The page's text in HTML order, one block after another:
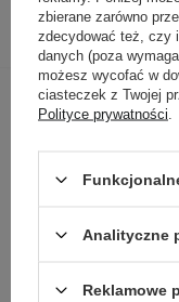
Inni
zbierane zarówno
zdecydować też, czy
danych (poza
możesz wycofać w
ciasteczek z Twojej
Polityce prywatności
Analityczne
Reklamowe